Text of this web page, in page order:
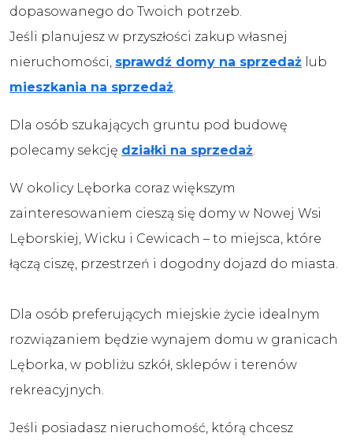
dopasowanego do Twoich potrzeb.
Jeśli planujesz w przyszłości zakup własnej
nieruchomości, sprawdź domy na sprzedaż lub
mieszkania na sprzedaż.
Dla osób szukających gruntu pod budowę
polecamy sekcję działki na sprzedaż.
W okolicy Lęborka coraz większym
zainteresowaniem cieszą się domy w Nowej Wsi
Lęborskiej, Wicku i Cewicach – to miejsca, które
łączą ciszę, przestrzeń i dogodny dojazd do miasta.
Dla osób preferujących miejskie życie idealnym
rozwiązaniem będzie wynajem domu w granicach
Lęborka, w pobliżu szkół, sklepów i terenów
rekreacyjnych.
Jeśli posiadasz nieruchomość, którą chcesz